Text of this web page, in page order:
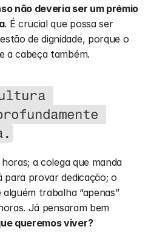
não deveria ser um prémio
. É crucial que possa ser
de dignidade, porque o
a cabeça também.
a colega que manda
para provar dedicação; o
trabalha “apenas”
Já pensaram bem
queremos viver?